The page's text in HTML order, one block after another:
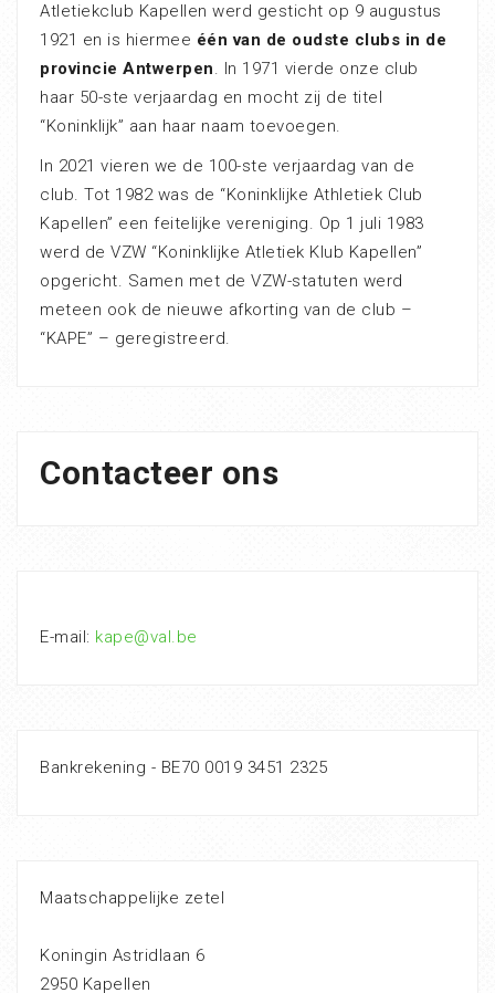
Atletiekclub Kapellen werd gesticht op 9 augustus
1921 en is hiermee één van de oudste clubs in de
provincie Antwerpen. In 1971 vierde onze club
haar 50-ste verjaardag en mocht zij de titel
“Koninklijk” aan haar naam toevoegen.
In 2021 vieren we de 100-ste verjaardag van de
club. Tot 1982 was de “Koninklijke Athletiek Club
Kapellen” een feitelijke vereniging. Op 1 juli 1983
werd de VZW “Koninklijke Atletiek Klub Kapellen”
opgericht. Samen met de VZW-statuten werd
meteen ook de nieuwe afkorting van de club –
“KAPE” – geregistreerd.
Contacteer ons
E-mail: kape@val.be
Bankrekening - BE70 0019 3451 2325
Maatschappelijke zetel
Koningin Astridlaan 6
2950 Kapellen